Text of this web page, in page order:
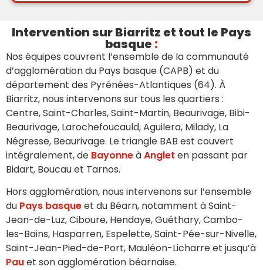
Intervention sur Biarritz et tout le Pays
basque :
Nos équipes couvrent l’ensemble de la communauté
d’agglomération du Pays basque (CAPB) et du
département des Pyrénées-Atlantiques (64). À
Biarritz, nous intervenons sur tous les quartiers :
Centre, Saint-Charles, Saint-Martin, Beaurivage, Bibi-
Beaurivage, Larochefoucauld, Aguilera, Milady, La
Négresse, Beaurivage. Le triangle BAB est couvert
intégralement, de BayonneàAnglet en passant par
Bidart, Boucau et Tarnos.
Hors agglomération, nous intervenons sur l’ensemble
du Pays basqueet du Béarn, notamment à Saint-
Jean-de-Luz, Ciboure, Hendaye, Guéthary, Cambo-
les-Bains, Hasparren, Espelette, Saint-Pée-sur-Nivelle,
Saint-Jean-Pied-de-Port, Mauléon-Licharre et jusqu’à
Pauet son agglomération béarnaise.